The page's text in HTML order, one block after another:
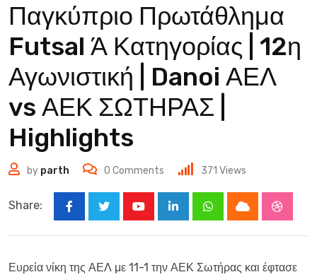
Παγκύπριο Πρωτάθλημα
Futsal Ά Κατηγορίας | 12η
Αγωνιστική | Danoi ΑΕΛ
vs ΑΕΚ ΣΩΤΗΡΑΣ |
Highlights
by parth 0 Comments 371 Views
Share:
LinkedInWhatsappCloud
Ευρεία νίκη της ΑΕΛ με 11-1 την ΑΕΚ Σωτήρας και έφτασε